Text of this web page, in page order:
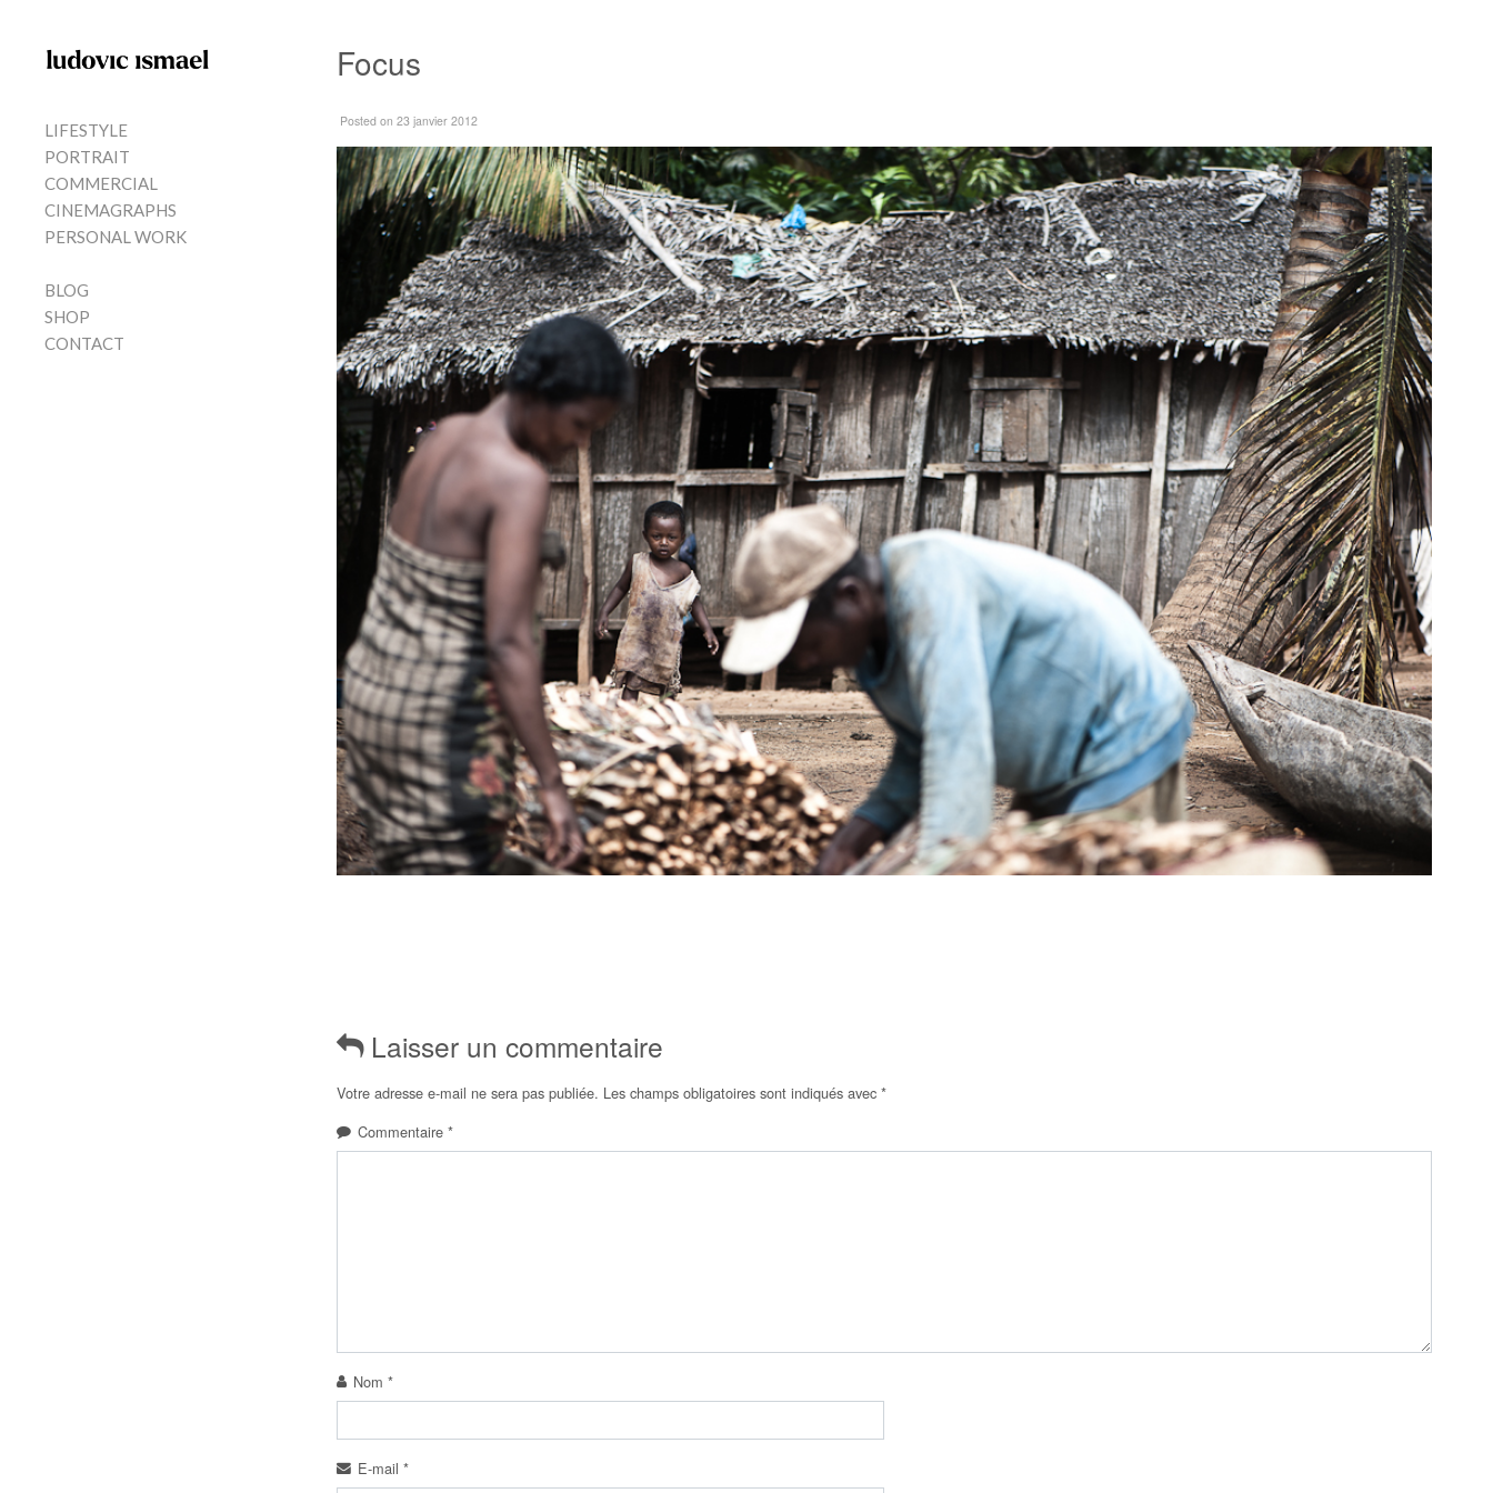
LIFESTYLE
PORTRAIT
COMMERCIAL
CINEMAGRAPHS
PERSONAL WORK
BLOG
SHOP
CONTACT
Focus
Posted on 23 janvier 2012
Laisser un commentaire
Votre adresse e-mail ne sera pas publiée. Les champs obligatoires sont indiqués avec *
Commentaire *
Nom *
E-mail *